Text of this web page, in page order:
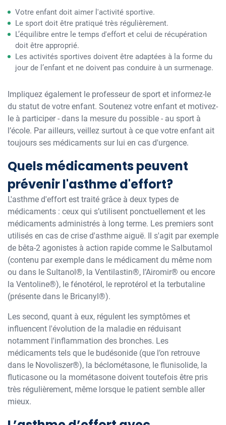
Votre enfant doit aimer l'activité sportive.
Le sport doit être pratiqué très régulièrement.
L’équilibre entre le temps d'effort et celui de récupération
doit être approprié.
Les activités sportives doivent être adaptées à la forme du
jour de l’enfant et ne doivent pas conduire à un surmenage.
Impliquez également le professeur de sport et informez-le
du statut de votre enfant. Soutenez votre enfant et motivez-
le à participer - dans la mesure du possible - au sport à
l’école. Par ailleurs, veillez surtout à ce que votre enfant ait
toujours ses médicaments sur lui en cas d'urgence.
Quels médicaments peuvent
prévenir l'asthme d'effort?
L'asthme d'effort est traité grâce à deux types de
médicaments : ceux qui s’utilisent ponctuellement et les
médicaments administrés à long terme. Les premiers sont
utilisés en cas de crise d'asthme aiguë. Il s'agit par exemple
de bêta-2 agonistes à action rapide comme le Salbutamol
(contenu par exemple dans le médicament du même nom
ou dans le Sultanol®, la Ventilastin®, l’Airomir® ou encore
la Ventoline®), le fénotérol, le reprotérol et la terbutaline
(présente dans le Bricanyl®).
Les second, quant à eux, régulent les symptômes et
influencent l'évolution de la maladie en réduisant
notamment l'inflammation des bronches. Les
médicaments tels que le budésonide (que l’on retrouve
dans le Novoliszer®), la béclométasone, le flunisolide, la
fluticasone ou la mométasone doivent toutefois être pris
très régulièrement, même lorsque le patient semble aller
mieux.